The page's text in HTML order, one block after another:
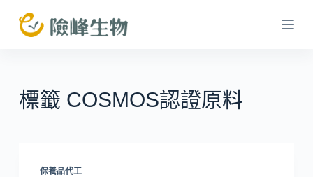
跳
至
內
容
標籤 COSMOS認證原料
保養品代工